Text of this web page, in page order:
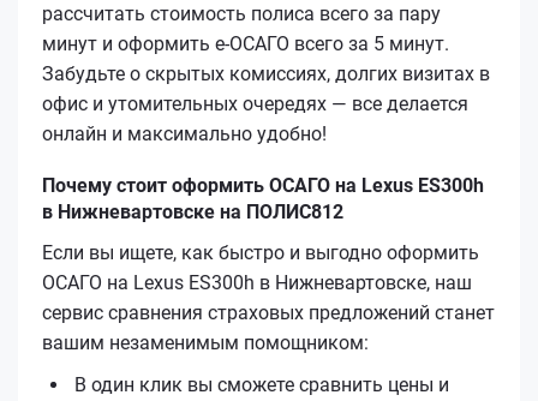
рассчитать стоимость полиса всего за пару
минут и оформить е-ОСАГО всего за 5 минут.
Забудьте о скрытых комиссиях, долгих визитах в
офис и утомительных очередях — все делается
онлайн и максимально удобно!
Почему стоит оформить ОСАГО на Lexus ES300h
в Нижневартовске на ПОЛИС812
Если вы ищете, как быстро и выгодно оформить
ОСАГО на Lexus ES300h в Нижневартовске, наш
сервис сравнения страховых предложений станет
вашим незаменимым помощником:
В один клик вы сможете сравнить цены и